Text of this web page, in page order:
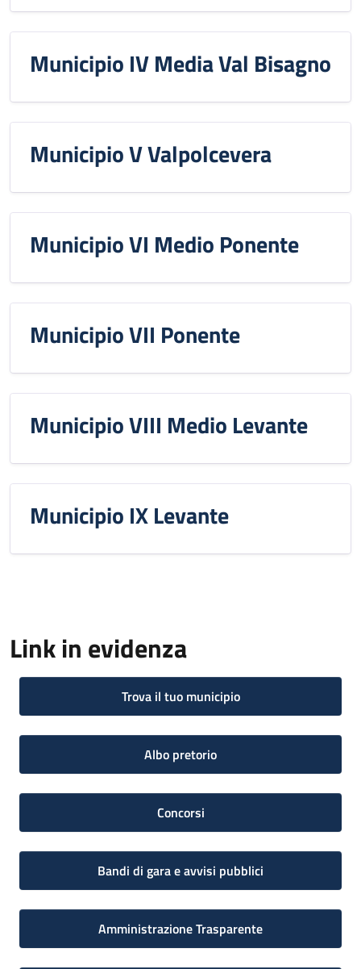
Municipio IV Media Val Bisagno
Municipio V Valpolcevera
Municipio VI Medio Ponente
Municipio VII Ponente
Municipio VIII Medio Levante
Municipio IX Levante
Link in evidenza
Trova il tuo municipio
Albo pretorio
Concorsi
Bandi di gara e avvisi pubblici
Amministrazione Trasparente